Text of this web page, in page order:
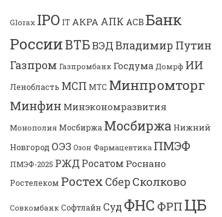
Glorax IPO IT АКРА АПК АСВБанк
РоссииВТБВЭДВладимир Путин
Газпром Газпромбанк Госдума Домрф ИИ
Ленобласть МСП МТС Минпромторг
Минфин Минэкономразвития
Монополия Мосбиржа Мосбиржа Нижний
Новгород ОЭЗ Озон Фармацевтика ПМЭФ
ПМЭФ-2025 РЖД Росатом Роснано
Ростелеком Ростех Сбер Сколково
Совкомбанк Софтлайн Суд ФНС ФРП ЦБ